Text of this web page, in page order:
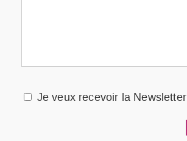
Je veux recevoir la Newsletter